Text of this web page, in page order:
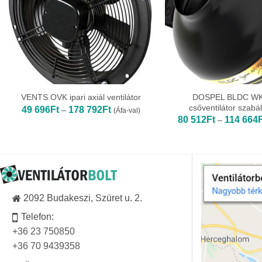
VENTS OVK ipari axiál ventilátor
49 696Ft – 178 792FtÁrtartomány:
49
(Áfa-val)
DOSPEL BLDC
csőventilátor
80 512Ft – 114 664
2092 Budakeszi, Szüret u. 2.
Telefon:
+36 23 750850
+36 70 9439358